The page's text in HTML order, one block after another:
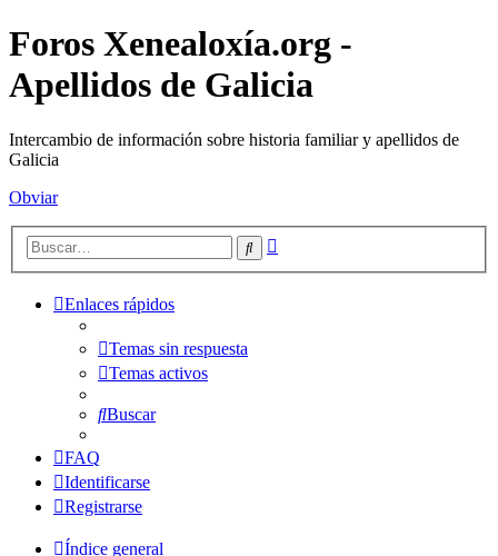
Foros Xenealoxía.org -
Apellidos de Galicia
Intercambio de información sobre historia familiar y apellidos de
Galicia
Obviar
Buscar
Enlaces rápidos
Temas sin respuesta
Temas activos
Buscar
FAQ
Identificarse
Registrarse
Índice general